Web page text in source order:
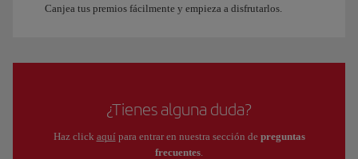
Canjea tus premios fácilmente y empieza a disfrutarlos.
¿Tienes alguna duda?
Haz click aquípara entrar en nuestra sección de preguntas
frecuentes